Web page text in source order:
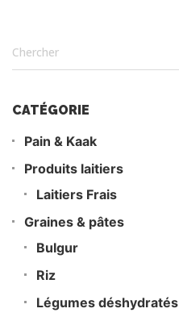
CATÉGORIE
Pain & Kaak
Produits laitiers
Laitiers Frais
Graines & pâtes
Bulgur
Riz
Légumes déshydratés